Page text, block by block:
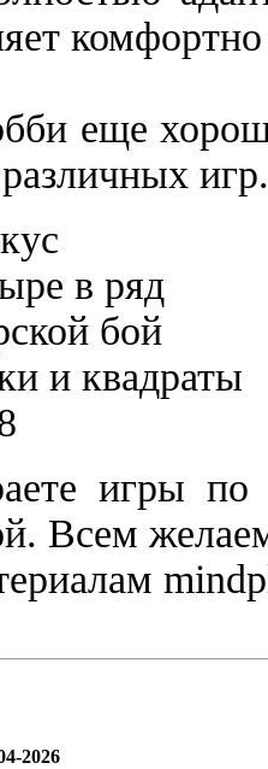
еще
в ряд
бой
и квадраты
игры по
Всем
2026